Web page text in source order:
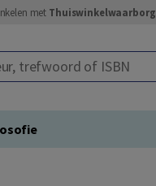
met Thuiswinkelwaarborg
of ISBN